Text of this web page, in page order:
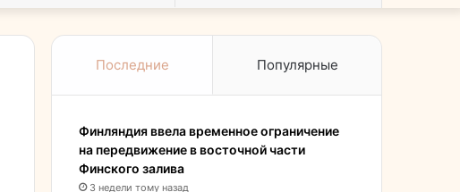
Последние Популярные
Финляндия ввела временное ограничение
на передвижение в восточной части
Финского залива
3 недели тому назад